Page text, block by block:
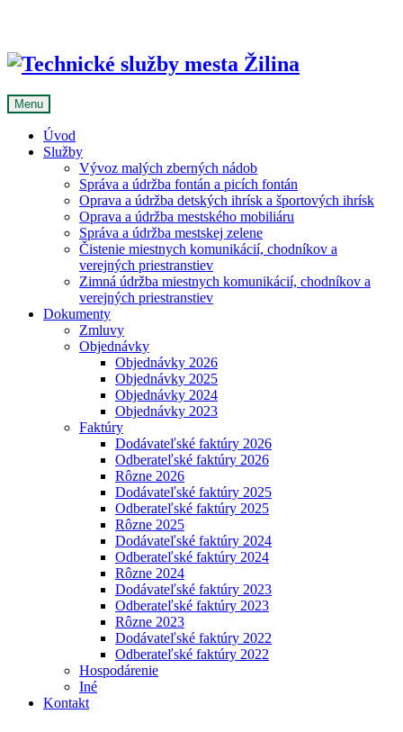
Menu
Úvod
Služby
Vývoz malých zberných nádob
Správa a údržba fontán a picích fontán
Oprava a údržba detských ihrísk a športových ihrísk
Oprava a údržba mestského mobiliáru
Správa a údržba mestskej zelene
Čistenie miestnych komunikácií, chodníkov a
verejných priestranstiev
Zimná údržba miestnych komunikácií, chodníkov a
verejných priestranstiev
Dokumenty
Zmluvy
Objednávky
Objednávky 2026
Objednávky 2025
Objednávky 2024
Objednávky 2023
Faktúry
Dodávateľské faktúry 2026
Odberateľské faktúry 2026
Rôzne 2026
Dodávateľské faktúry 2025
Odberateľské faktúry 2025
Rôzne 2025
Dodávateľské faktúry 2024
Odberateľské faktúry 2024
Rôzne 2024
Dodávateľské faktúry 2023
Odberateľské faktúry 2023
Rôzne 2023
Dodávateľské faktúry 2022
Odberateľské faktúry 2022
Hospodárenie
Iné
Kontakt